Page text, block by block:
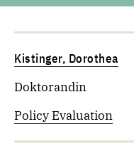
Kistinger, Dorothea
Doktorandin
Policy Evaluation